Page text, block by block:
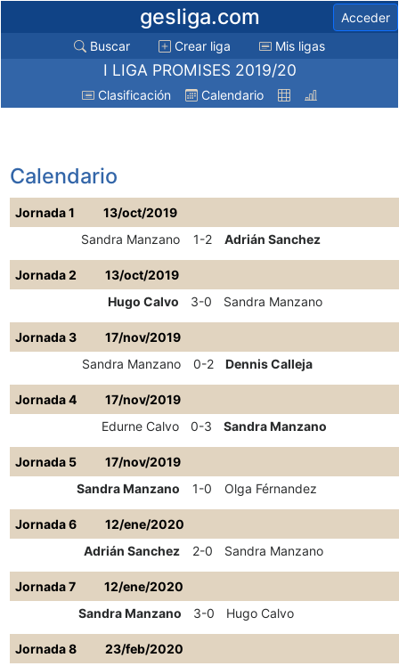
gesliga.com
Acceder
Buscar
Crear liga Mis ligas
I LIGA PROMISES 2019/20
Clasificación Calendario
Calendario
Jornada 1
13/oct/2019
Sandra Manzano
1-2 Adrián Sanchez
Jornada 2
13/oct/2019
Hugo Calvo
3-0 Sandra Manzano
Jornada 3
17/nov/2019
Sandra Manzano
0-2 Dennis Calleja
Jornada 4
17/nov/2019
Edurne Calvo
0-3 Sandra Manzano
Jornada 5
17/nov/2019
Sandra Manzano
1-0 Olga Férnandez
Jornada 6
12/ene/2020
Adrián Sanchez
2-0 Sandra Manzano
Jornada 7
12/ene/2020
Sandra Manzano
3-0 Hugo Calvo
Jornada 8
23/feb/2020